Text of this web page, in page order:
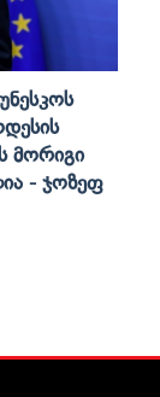
Მორიგი
- Ჯოზეფ